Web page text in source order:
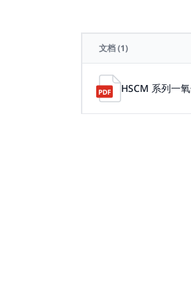
文档(1)
HSCM 系列一